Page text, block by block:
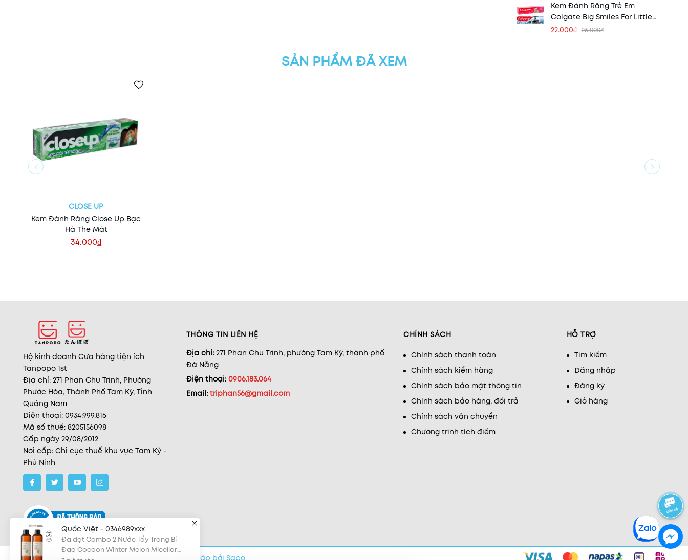
Kem Đánh Răng Trẻ Em
Colgate Big Smiles For Little
Teeth 40g (Barbie Batman)
22.000₫ 26.000₫
SẢN PHẨM ĐÃ XEM
CLOSE UP
Kem Đánh Răng Close Up Bạc
Hà The Mát
34.000₫
Hộ kinh doanh Cửa hàng tiện ích
Tanpopo 1st
Địa chỉ: 271 Phan Chu Trinh, Phường
Phước Hòa, Thành Phố Tam Kỳ, Tỉnh
Quảng Nam
Điện thoại: 0934.999.816
Mã số thuế: 8205156098
Cấp ngày 29/08/2012
Nơi cấp: Chi cục thuế khu vực Tam Kỳ -
Phú Ninh
THÔNG TIN LIÊN HỆ
Địa chỉ: 271 Phan Chu Trinh, phường Tam Kỳ, thành phố
Đà Nẵng
Điện thoại: 0906.183.064
Email: triphan56@gmail.com
CHÍNH SÁCH
Chính sách thanh toán
Chính sách kiểm hàng
Chính sách bảo mật thông tin
Chính sách bảo hàng, đổi trả
Chính sách vận chuyển
Chương trình tích điểm
HỖ TRỢ
Tìm kiếm
Đăng nhập
Đăng ký
Giỏ hàng
Quốc Việt - 0346989xxx
Đã đặt Combo 2 Nước Tẩy Trang Bí
Đao Cocoon Winter Melon Micellar
Water 500ml
3 giờ trước